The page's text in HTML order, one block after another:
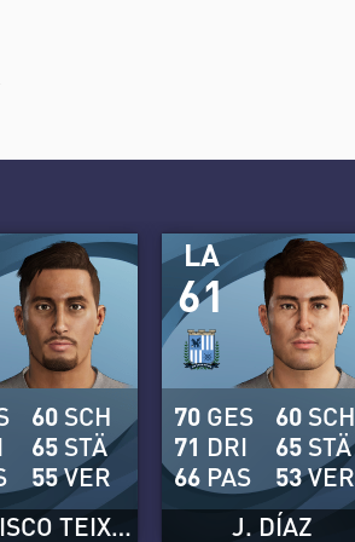
FRANCISCO TEIXEIRA
60 SCH
65 STÄ
55VER
61
LA
J. DÍAZ
70 GES
71 DRI
66 PAS
60 SCH
65 STÄ
53VER